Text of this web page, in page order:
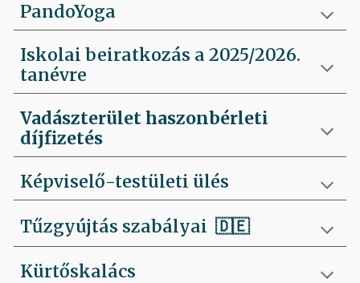
PandoYoga
Iskolai beiratkozás a 2025/2026.
tanévre
Vadászterület haszonbérleti
díjfizetés
Képviselő-testületi ülés
Tűzgyújtás szabályai🇩🇪
Kürtőskalács